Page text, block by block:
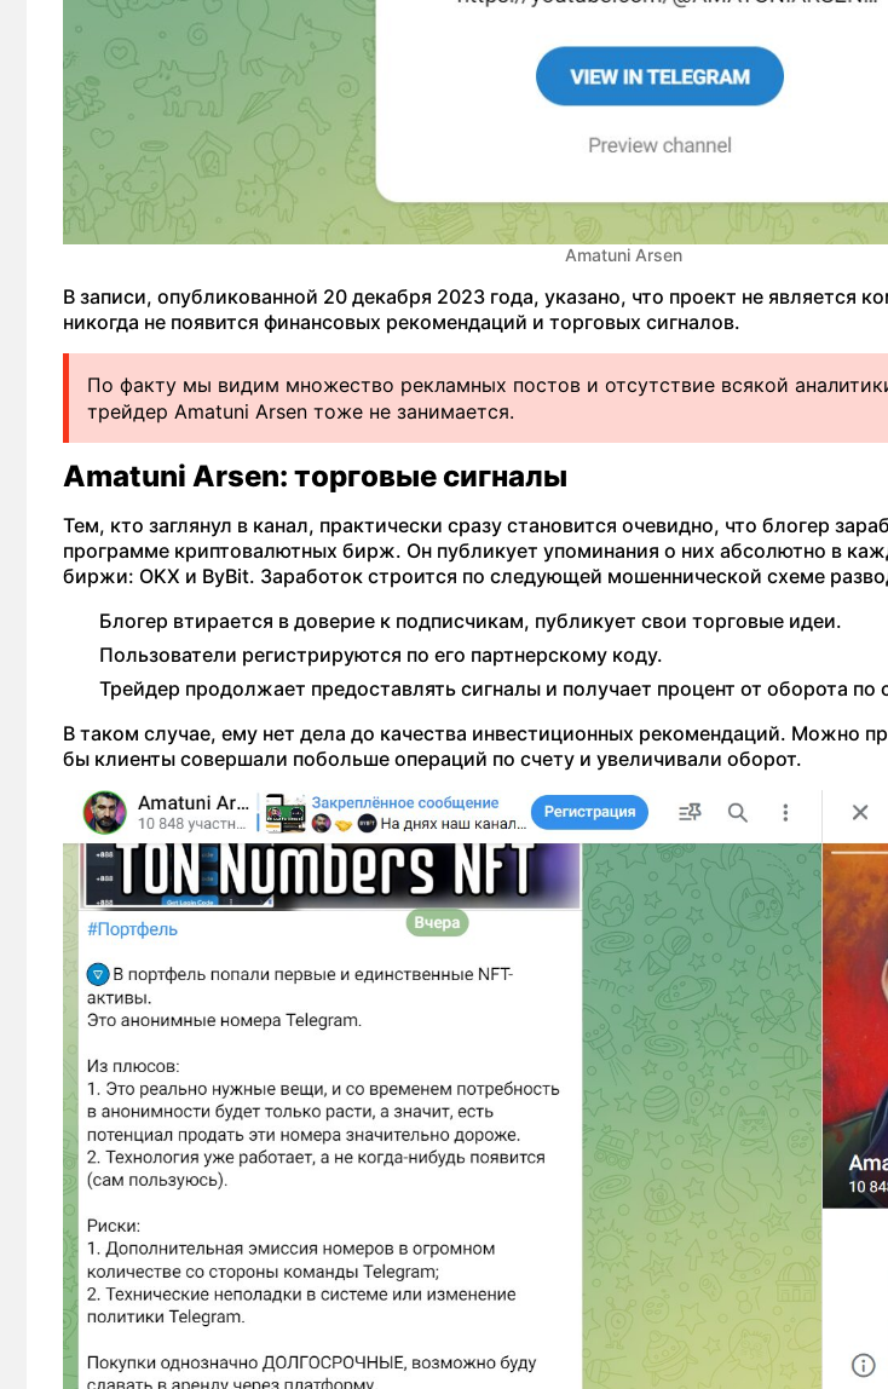
Amatuni Arsen
В записи, опубликованной 20 декабря 2023 года, указано, что проект не является
никогда не появится финансовых рекомендаций и торговых сигналов.
По факту мы видим множество рекламных постов и отсутствие всякой
трейдер Amatuni Arsen тоже не занимается.
Amatuni Arsen: торговые сигналы
Тем, кто заглянул в канал, практически сразу становится очевидно, что блогер
программе криптовалютных бирж. Он публикует упоминания о них абсолютно в
биржи: OKX и ByBit. Заработок строится по следующей мошеннической схеме
Блогер втирается в доверие к подписчикам, публикует свои торговые идеи.
Пользователи регистрируются по его партнерскому коду.
Трейдер продолжает предоставлять сигналы и получает процент от оборота по
В таком случае, ему нет дела до качества инвестиционных рекомендаций. Можно
бы клиенты совершали побольше операций по счету и увеличивали оборот.